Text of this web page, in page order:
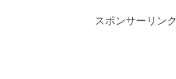
スポンサーリンク